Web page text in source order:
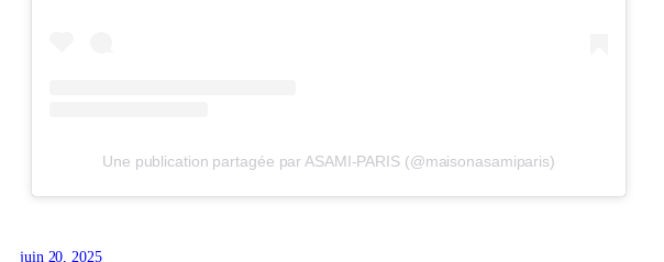
Une publication partagée par ASAMI-PARIS (@maisonasamiparis)
juin 20, 2025